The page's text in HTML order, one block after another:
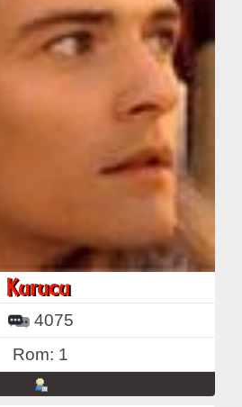
4075
Rom: 1